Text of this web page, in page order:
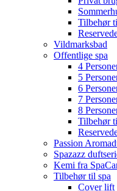
Tilbehør
Vildmarksbad
Offentlige spa
4
5
6
7
8
Tilbehør
Passion
Spazazz
Kemi fra
Tilbehør til spa
Cover lift